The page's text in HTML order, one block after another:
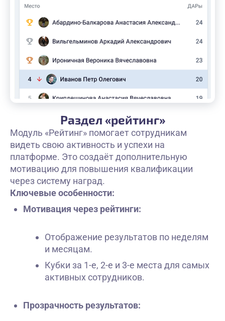
Раздел «рейтинг»
Модуль «Рейтинг» помогает сотрудникам
видеть свою активность и успехи на
платформе. Это создаёт дополнительную
мотивацию для повышения квалификации
через систему наград.
Ключевые особенности:
Мотивация через рейтинги:
Отображение результатов по неделям
и месяцам.
Кубки за 1-е, 2-е и 3-е места для самых
активных сотрудников.
Прозрачность результатов: